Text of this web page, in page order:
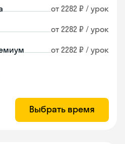
от 2282 ₽ / урок
от 2282 ₽ / урок
от 2282 ₽ / урок
Выбрать время